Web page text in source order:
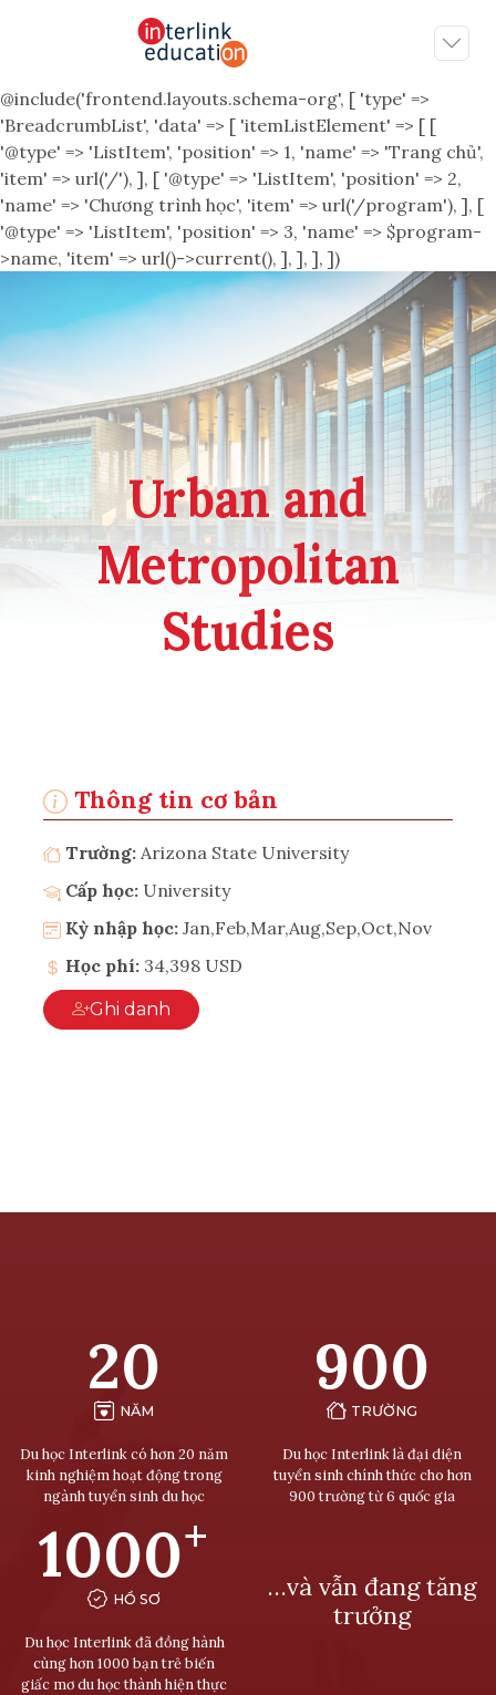
@include('frontend.layouts.schema-org', [ 'type' =>
'BreadcrumbList', 'data' => [ 'itemListElement' => [ [
'@type' => 'ListItem', 'position' => 1, 'name' => 'Trang chủ',
'item' => url('/'), ], [ '@type' => 'ListItem', 'position' => 2,
'name' => 'Chương trình học', 'item' => url('/program'), ], [
'@type' => 'ListItem', 'position' => 3, 'name' => $program-
>name, 'item' => url()->current(), ], ], ], ])
Urban and
Metropolitan
Studies
Thông tin cơ bản
Trường: Arizona State University
Cấp học: University
Kỳ nhập học: Jan,Feb,Mar,Aug,Sep,Oct,Nov
Học phí: 34,398 USD
Ghi danh
20
NĂM
Du học Interlink có hơn 20 năm
kinh nghiệm hoạt động trong
ngành tuyển sinh du học
900
TRƯỜNG
Du học Interlink là đại diện
tuyển sinh chính thức cho hơn
900 trường từ 6 quốc gia
1000+
HỒ SƠ
Du học Interlink đã đồng hành
cùng hơn 1000 bạn trẻ biến
giấc mơ du học thành hiện thực
…và vẫn đang tăng
trưởng